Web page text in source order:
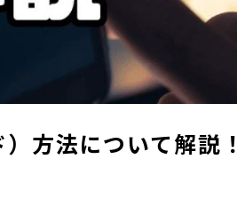
方法について解説